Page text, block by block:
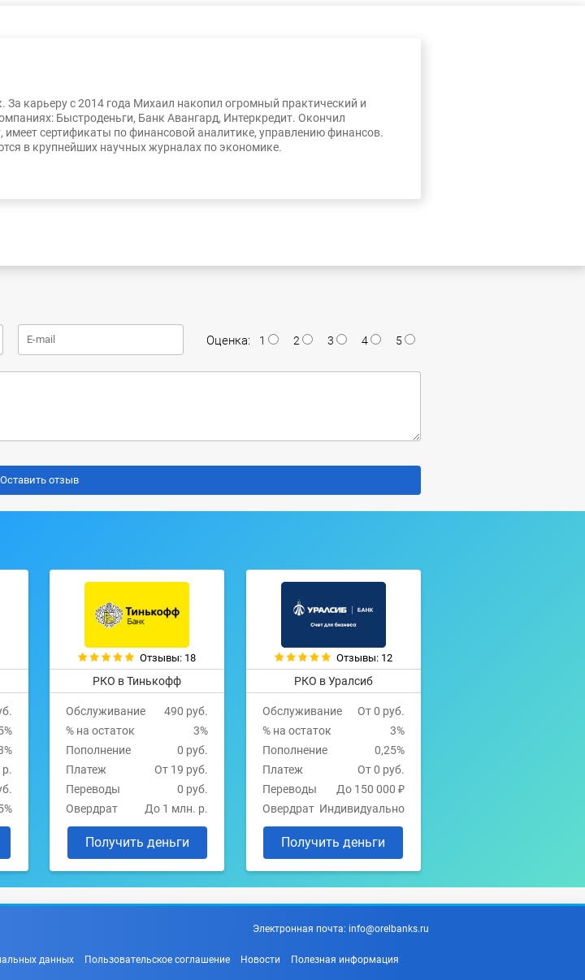
карьеру с 2014 года Михаил накопил огромный практический и
Быстроденьги, Банк Авангард, Интеркредит. Окончил
имеет сертификаты по финансовой аналитике, управлению финансов.
в крупнейших научных журналах по экономике.
Оценка: 1 2 3 4 5
Отзывы: 18
РКО в Тинькофф
Обслуживание
490 руб.
% на остаток
3%
Пополнение
0 руб.
Платеж
От 19 руб.
Переводы
0 руб.
Овердрат
До 1 млн. р.
Получить деньги
Отзывы: 12
РКО в Уралсиб
Обслуживание
От 0 руб.
% на остаток
3%
Пополнение
0,25%
Платеж
От 0 руб.
Переводы
До 150 000 ₽
Овердрат Индивидуально
Получить деньги
Электронная почта: info@orelbanks.ru
данных Пользовательское соглашение Новости
Полезная информация